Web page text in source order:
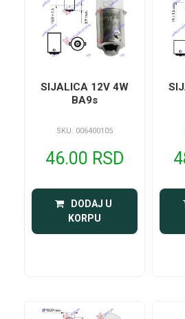
SIJALICA 12V 4W
BA9s
SKU: 006400105
46.00 RSD
DODAJ U
KORPU